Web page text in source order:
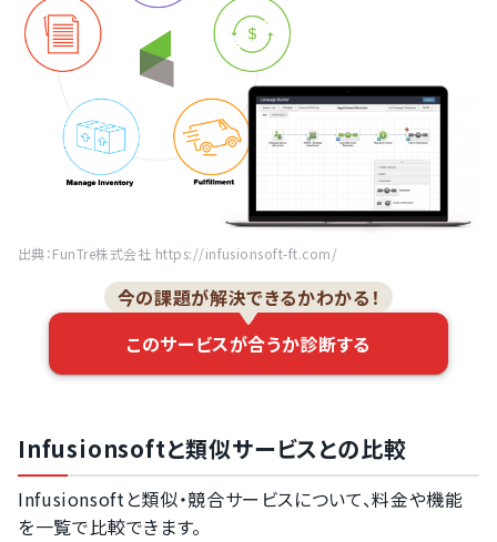
出典：FunTre株式会社 https://infusionsoft-ft.com/
今の課題が解決できるかわかる！
このサービスが合うか診断する
Infusionsoftと類似サービスとの比較
Infusionsoftと類似・競合サービスについて、料金や機能
を一覧で比較できます。